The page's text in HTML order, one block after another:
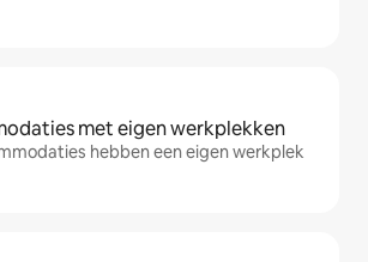
met eigen werkplekken
hebben een eigen werkplek